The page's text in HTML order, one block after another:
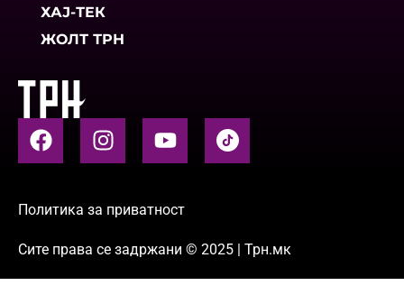
ХАЈ-ТЕК
ЖОЛТ ТРН
Политика за приватност
Сите права се задржани © 2025 | Трн.мк